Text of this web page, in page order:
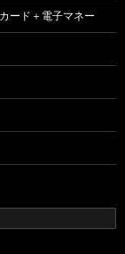
ード＋電子マネー